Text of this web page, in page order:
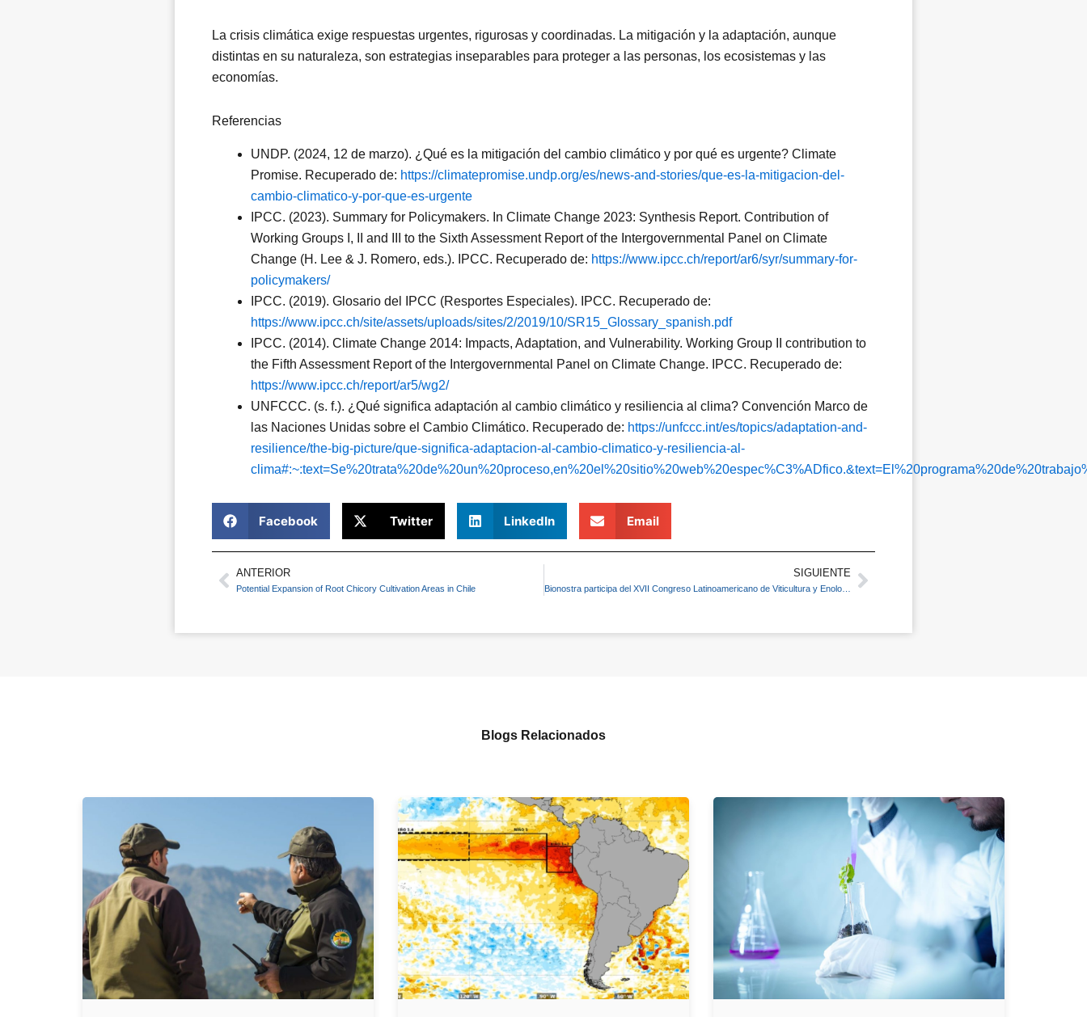
La crisis climática exige respuestas urgentes, rigurosas y coordinadas. La mitigación y la adaptación, aunque
distintas en su naturaleza, son estrategias inseparables para proteger a las personas, los ecosistemas y las
economías.
Referencias
UNDP. (2024, 12 de marzo). ¿Qué es la mitigación del cambio climático y por qué es urgente? Climate
Promise. Recuperado de: https://climatepromise.undp.org/es/news-and-stories/que-es-la-mitigacion-del-
cambio-climatico-y-por-que-es-urgente
IPCC. (2023). Summary for Policymakers. In Climate Change 2023: Synthesis Report. Contribution of
Working Groups I, II and III to the Sixth Assessment Report of the Intergovernmental Panel on Climate
Change (H. Lee & J. Romero, eds.). IPCC. Recuperado de: https://www.ipcc.ch/report/ar6/syr/summary-for-
policymakers/
IPCC. (2019). Glosario del IPCC (Resportes Especiales). IPCC. Recuperado de:
https://www.ipcc.ch/site/assets/uploads/sites/2/2019/10/SR15_Glossary_spanish.pdf
IPCC. (2014). Climate Change 2014: Impacts, Adaptation, and Vulnerability. Working Group II contribution to
the Fifth Assessment Report of the Intergovernmental Panel on Climate Change. IPCC. Recuperado de:
https://www.ipcc.ch/report/ar5/wg2/
UNFCCC. (s. f.). ¿Qué significa adaptación al cambio climático y resiliencia al clima? Convención Marco de
las Naciones Unidas sobre el Cambio Climático. Recuperado de: https://unfccc.int/es/topics/adaptation-and-
resilience/the-big-picture/que-significa-adaptacion-al-cambio-climatico-y-resiliencia-al-
Facebook Twitter LinkedIn Email
Prev
ANTERIOR
Potential Expansion of Root Chicory Cultivation Areas in Chile
SIGUIENTE
Bionostra participa del XVII Congreso Latinoamericano de Viticultura y Enología Next
Blogs Relacionados